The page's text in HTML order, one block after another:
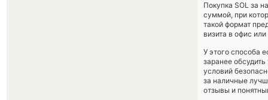
Покупка SOL за
суммой, при
такой формат
визита в офис
У этого способа
заранее
условий
за наличные
отзывы и